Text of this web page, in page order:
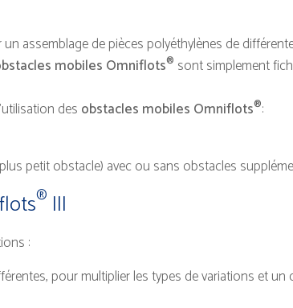
assemblage de pièces polyéthylènes de
mobiles Omniflots® sont simplement
des obstacles mobiles Omniflots®:
petit obstacle) avec ou sans obstacles
® III
:
pour multiplier les types de variations et un